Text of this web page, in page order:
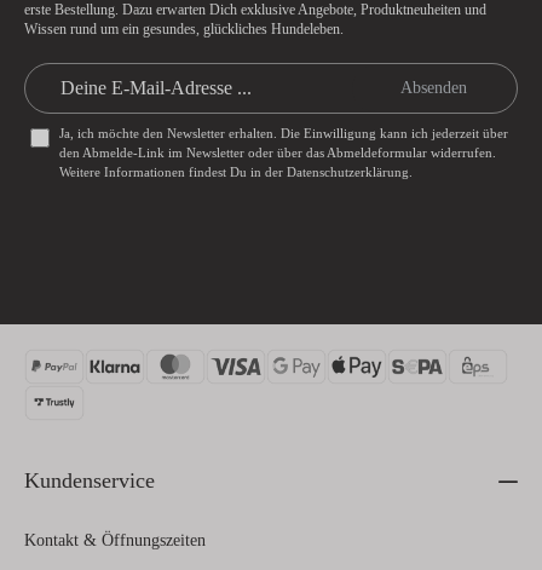
erste Bestellung. Dazu erwarten Dich exklusive Angebote, Produktneuheiten und
Wissen rund um ein gesundes, glückliches Hundeleben.
Absenden
Ja, ich möchte den Newsletter erhalten. Die Einwilligung kann ich jederzeit über
den Abmelde-Link im Newsletter oder über das Abmeldeformularwiderrufen.
Weitere Informationen findest Du in der Datenschutzerklärung
Kundenservice
Kontakt & Öffnungszeiten